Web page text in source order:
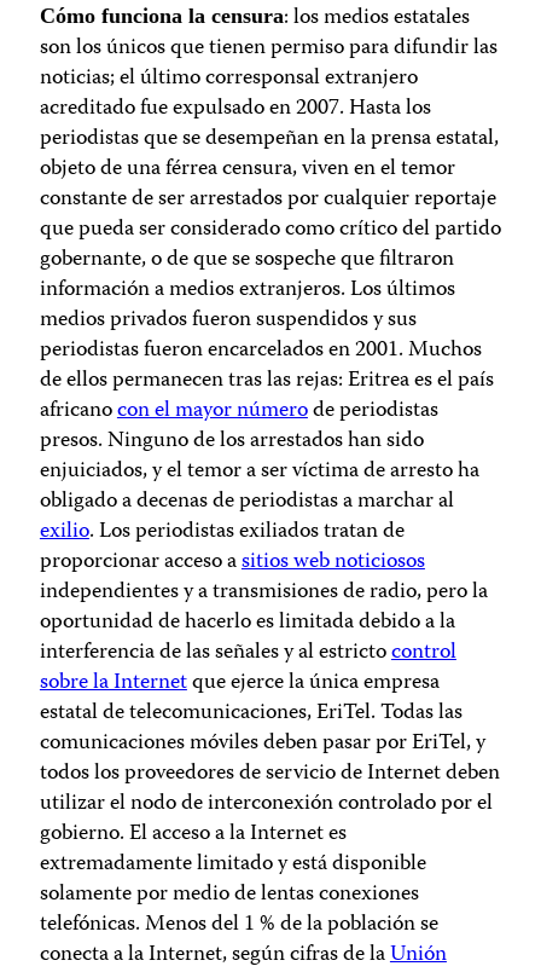
Cómo funciona la censura: los medios estatales
son los únicos que tienen permiso para difundir las
noticias; el último corresponsal extranjero
acreditado fue expulsado en 2007. Hasta los
periodistas que se desempeñan en la prensa estatal,
objeto de una férrea censura, viven en el temor
constante de ser arrestados por cualquier reportaje
que pueda ser considerado como crítico del partido
gobernante, o de que se sospeche que filtraron
información a medios extranjeros. Los últimos
medios privados fueron suspendidos y sus
periodistas fueron encarcelados en 2001. Muchos
de ellos permanecen tras las rejas: Eritrea es el país
africanocon el mayor númerode periodistas
presos. Ninguno de los arrestados han sido
enjuiciados, y el temor a ser víctima de arresto ha
obligado a decenas de periodistas a marchar al
exilio. Los periodistas exiliados tratan de
proporcionar acceso asitios web noticiosos
independientes y a transmisiones de radio, pero la
oportunidad de hacerlo es limitada debido a la
interferencia de las señales y al estrictocontrol
sobre la Internetque ejerce la única empresa
estatal de telecomunicaciones, EriTel. Todas las
comunicaciones móviles deben pasar por EriTel, y
todos los proveedores de servicio de Internet deben
utilizar el nodo de interconexión controlado por el
gobierno. El acceso a la Internet es
extremadamente limitado y está disponible
solamente por medio de lentas conexiones
telefónicas. Menos del 1 % de la población se
conecta a la Internet, según cifras de laUnión